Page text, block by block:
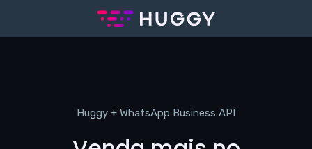
Huggy + WhatsApp Business API